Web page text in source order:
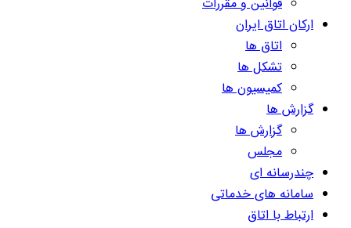
قوانین و مقررات
ارکان اتاق ایران
اتاق ها
تشکل ها
کمیسیون ها
گزارش ها
گزارش ها
مجلس
چندرسانه ای
سامانه های خدماتی
ارتباط با اتاق